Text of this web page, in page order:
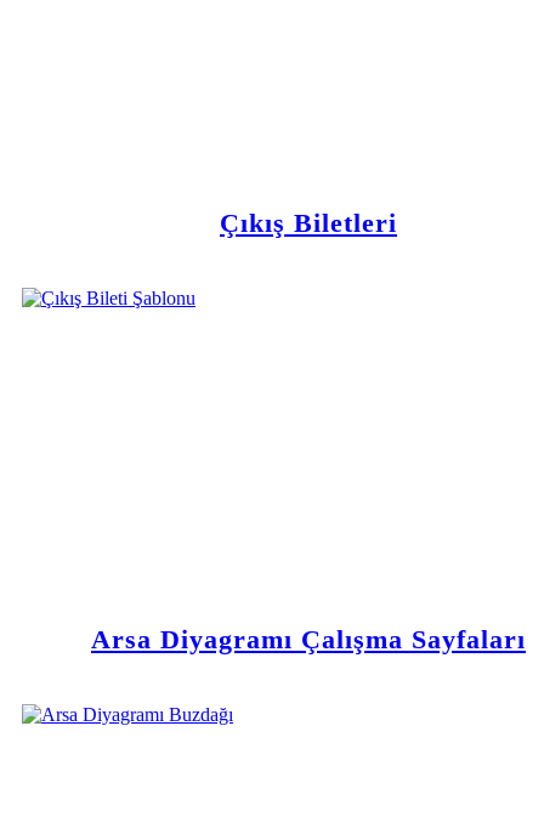
Çıkış Biletleri
Arsa Diyagramı Çalışma Sayfaları